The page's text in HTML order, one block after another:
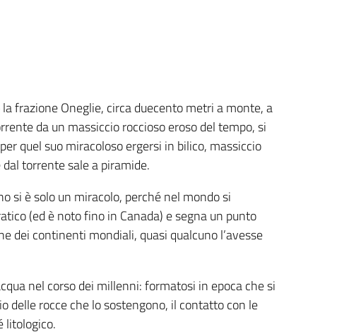
frazione Oneglie, circa duecento metri a monte, a
da un massiccio roccioso eroso del tempo, si
quel suo miracoloso ergersi in bilico, massiccio
torrente sale a piramide.
si è solo un miracolo, perché nel mondo si
(ed è noto fino in Canada) e segna un punto
dei continenti mondiali, quasi qualcuno l’avesse
nel corso dei millenni: formatosi in epoca che si
delle rocce che lo sostengono, il contatto con le
litologico.